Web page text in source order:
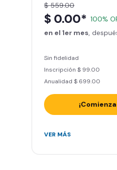
Smart Fit GO
línea) en la app
Acceso a todas
$ 559.00
$ 0.00* 100%
en el 1er mes ,
Sin fidelidad
Inscripción $ 99.00
Anualidad $ 699.00
Acceso ilimitado
VER MÁS